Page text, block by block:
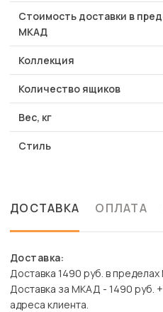
Стоимость доставки в
МКАД
Коллекция
Количество ящиков
Вес, кг
Стиль
ДОСТАВКА ОПЛАТА
Доставка:
Доставка 1490 руб. в
Доставка за МКАД - 1490 руб.
адреса клиента.